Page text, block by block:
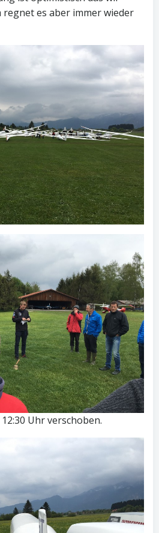
es aber immer wieder
Uhr verschoben.